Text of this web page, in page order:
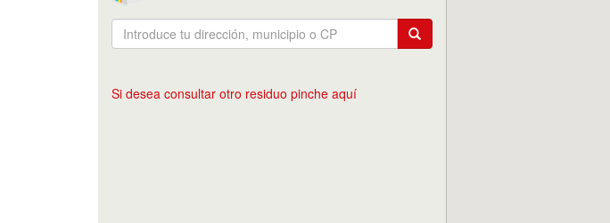
Si desea consultar otro residuo pinche aquí